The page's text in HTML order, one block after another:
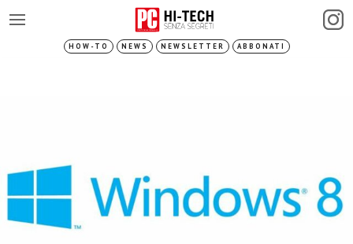
HOW-TO NEWS NEWSLETTER ABBONATI